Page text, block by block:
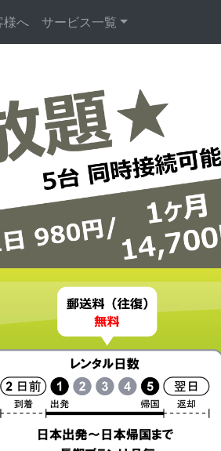
様へ サービス一覧